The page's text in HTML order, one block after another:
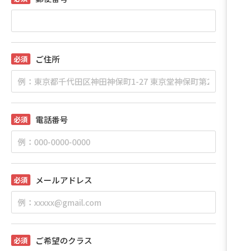
ご住所
電話番号
メールアドレス
ご希望のクラス